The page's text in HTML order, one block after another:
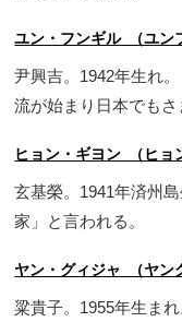
ユン・フンギル （ユン
尹興吉。1942年生れ
流が始まり日本でもさ
ヒョン・ギヨン （ヒョ
玄基榮。1941年済州
家」と言われる。
ヤン・グィジャ （ヤン
粱貴子。1955年生ま